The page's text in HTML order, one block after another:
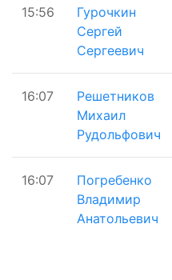
15:56
Гурочкин
Сергей
Сергеевич
16:07
Решетников
Михаил
Рудольфович
16:07
Погребенко
Владимир
Анатольевич